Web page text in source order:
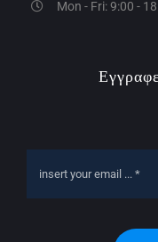
Mon - Fri: 9:00 -